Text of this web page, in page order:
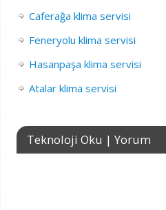
Caferağa klima servisi
Feneryolu klima servisi
Hasanpaşa klima servisi
Atalar klima servisi
Teknoloji Oku | Yorum